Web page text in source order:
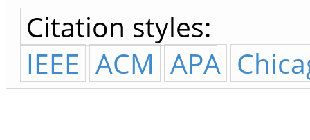
Citation styles:
IEEE ACM APA